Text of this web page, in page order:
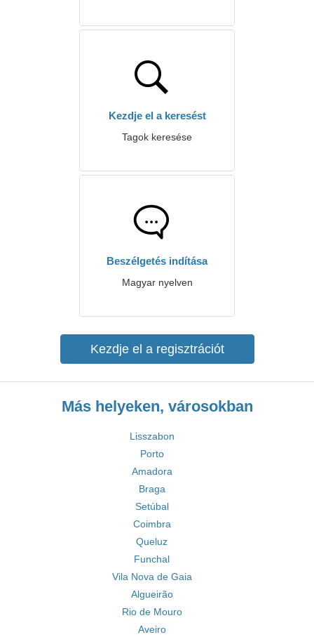
Kezdje el a keresést
Tagok keresése
Beszélgetés indítása
Magyar nyelven
Kezdje el a regisztrációt
Más helyeken, városokban
Lisszabon
Porto
Amadora
Braga
Setúbal
Coimbra
Queluz
Funchal
Vila Nova de Gaia
Algueirão
Rio de Mouro
Aveiro